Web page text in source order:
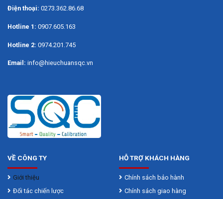
Điện thoại: 0273.362.86.68
Hotline 1: 0907.605.163
Hotline 2: 0974.201.745
Email: info@hieuchuansqc.vn
VỀ CÔNG TY
Giới thiệu
Đối tác chiến lược
HỖ TRỢ KHÁCH HÀNG
Chính sách bảo hành
Chính sách giao hàng